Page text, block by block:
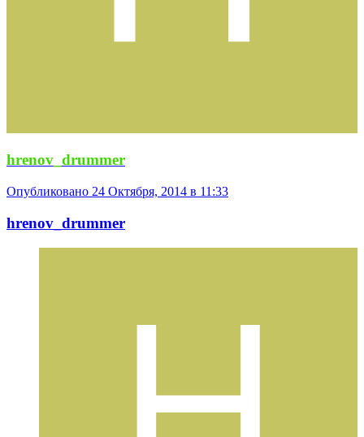
hrenov_drummer
Опубликовано 24 Октября, 2014 в 11:33
hrenov_drummer